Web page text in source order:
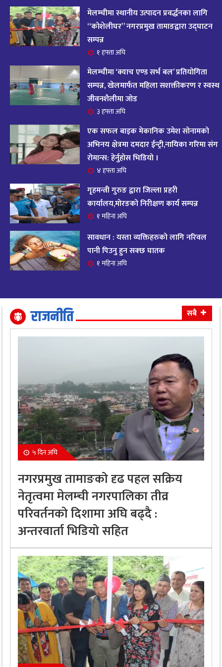
१४ आज २०८२ साल भदौ १६ गते सोमबारको राशिफल
११ महिना अघि
१५
आजको राशिफल : २०८२ भदौ १२ गते बिहीवार, २८
अगस्ट २०२५
११ महिना अघि
१६ आजको राशिफल – २०८२ साल भाद्र १० गते, मंगलबार
१७ आजको राशिफल – २०८२ साल भाद्र १० गते, मंगलबार
११ महिना अघि
१८
आजको राशिफल : आइतवार, ८ भदौ २०८२ (२४ अगस्ट
२०२५)
११ महिना अघि
१९ आजको राशिफल २०८२ भदाै ४ गते, बुधवार
११ महिना अघि
धैर्यले सफलता मिल्नेछ
११ महिना अघि
मेलम्चीमा स्थानीय उत्पादन प्रवर्द्धनका लागि
“कोशेलीघर” नगरप्रमुख तामाङद्वारा उद्घाटन
सम्पन्न
१ हफ्ता अघि
मेलम्चीमा ‘क्याच एण्ड सर्भ बल’ प्रतियोगिता
सम्पन्न, खेलमार्फत महिला सशक्तीकरण र स्वस्थ
जीवनशैलीमा जोड
३ हफ्ता अघि
एक सफल बाइक मेकानिक उमेश सोनामको
अभिनय क्षेत्रमा दमदार ईन्ट्री,नायिका गरिमा संग
रोमान्स: हेर्नुहोस भिडियो ।
४ हफ्ता अघि
गृहमन्त्री गुरुङ द्वारा जिल्ला प्रहरी
कार्यालय,मोरङको निरीक्षण कार्य सम्पन्न
१ महिना अघि
सावधान : यस्ता व्यक्तिहरुको लागि नरिवल
पानी पिउनु हुन सक्छ घातक
१ महिना अघि
राजनीति सबै
५ दिन अघि
नगरप्रमुख तामाङको दृढ पहल सक्रिय
नेतृत्वमा मेलम्ची नगरपालिका तीव्र
परिवर्तनको दिशामा अघि बढ्दै :
अन्तरवार्ता भिडियो सहित